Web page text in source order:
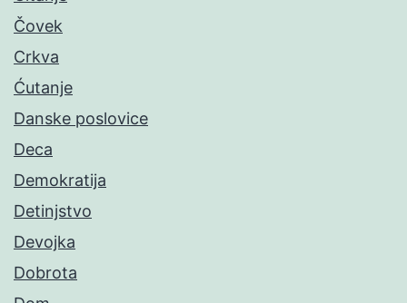
Čovek
Crkva
Ćutanje
Danske poslovice
Deca
Demokratija
Detinjstvo
Devojka
Dobrota